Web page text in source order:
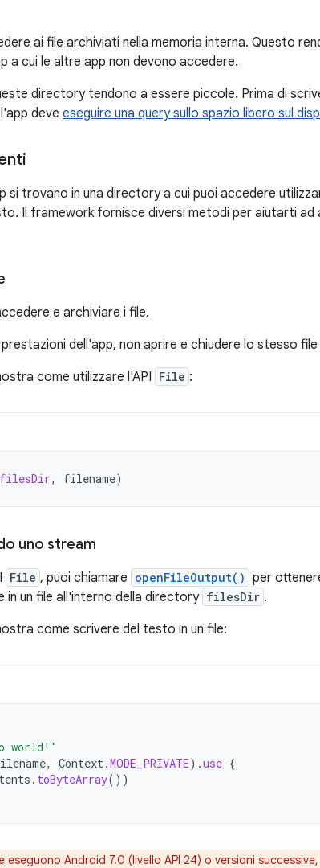
ai file archiviati nella memoria interna. Questo
a cui le altre app non devono accedere.
directory tendono a essere piccole. Prima di
deve eseguire una query sullo spazio libero sul
si trovano in una directory a cui puoi accedere
Il framework fornisce diversi metodi per aiutarti ad
e archiviare i file.
dell'app, non aprire e chiudere lo stesso
come utilizzare l'API File :
filesDir, filename)
uno stream
File , puoi chiamare openFileOutput() per
in un file all'interno della directory filesDir .
come scrivere del testo in un file:
world!"
, Context.MODE_PRIVATE).use {
. toByteArray())
eseguono Android 7.0 (livello API 24) o versioni